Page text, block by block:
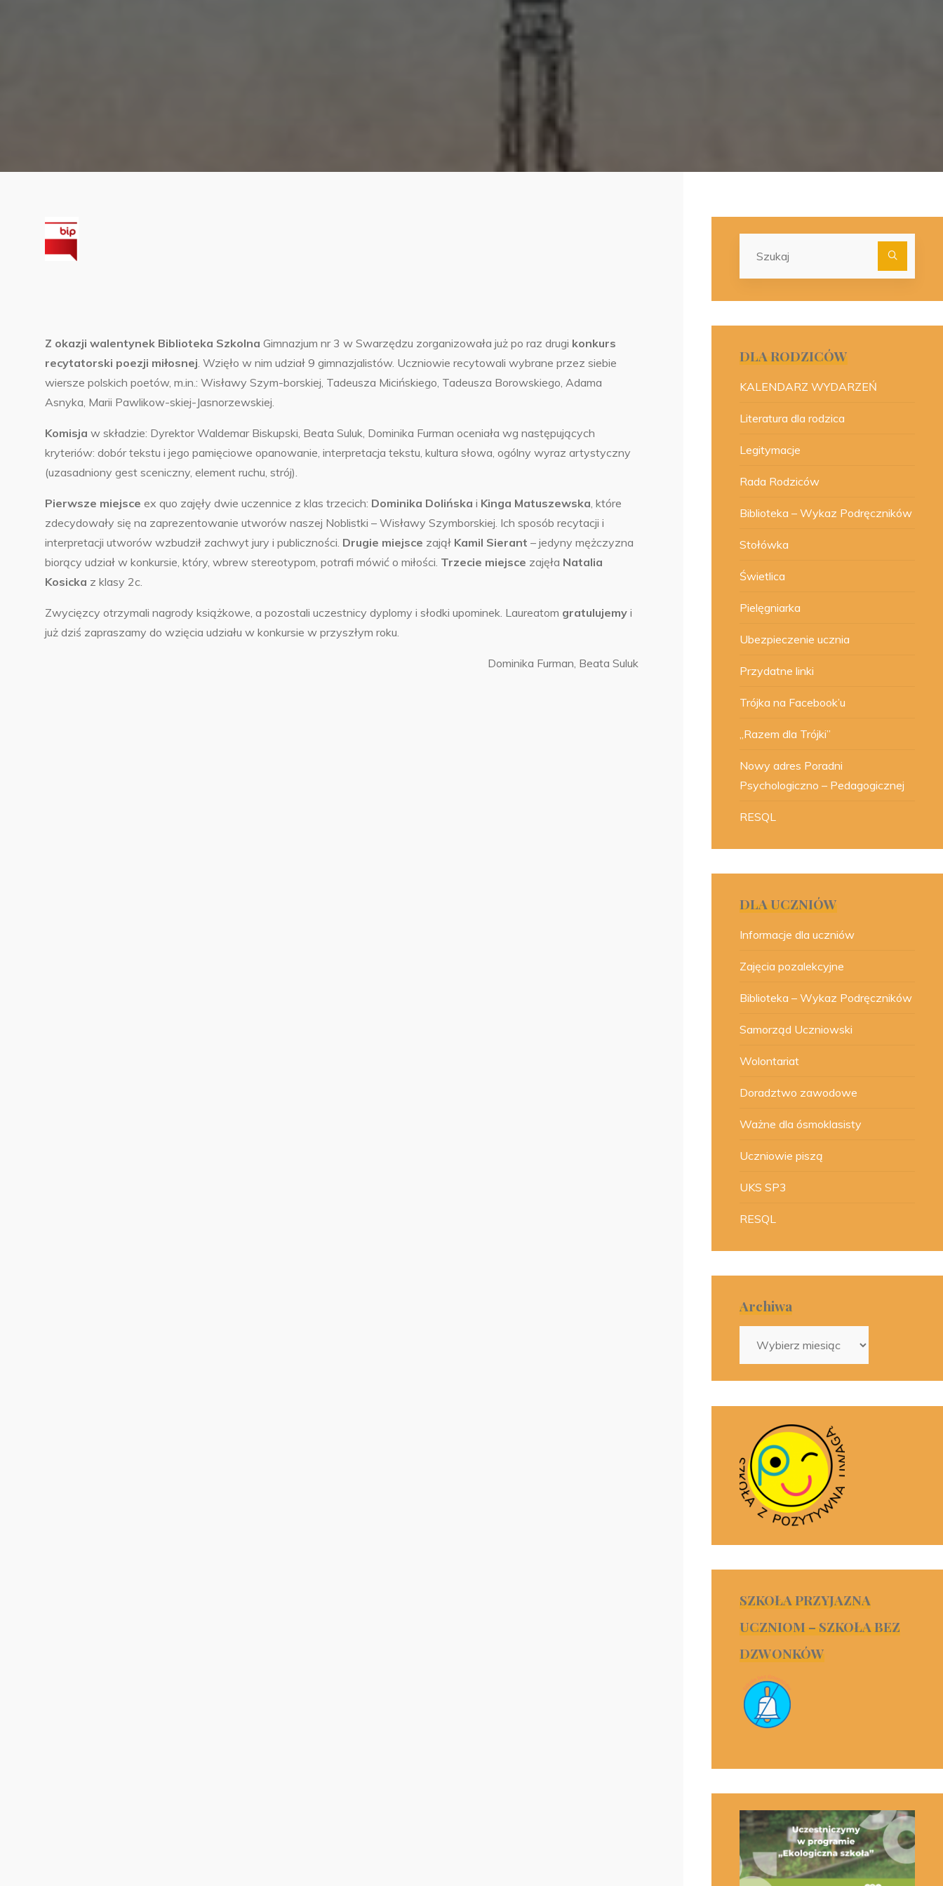
Z okazji walentynek Biblioteka Szkolna Gimnazjum nr 3 w Swarzędzu zorganizowała już po raz drugi konkurs
recytatorski poezji miłosnej . Wzięło w nim udział 9 gimnazjalistów. Uczniowie recytowali wybrane przez siebie
wiersze polskich poetów, m.in.: Wisławy Szym-borskiej, Tadeusza Micińskiego, Tadeusza Borowskiego, Adama
Asnyka, Marii Pawlikow-skiej-Jasnorzewskiej.
Komisja w składzie: Dyrektor Waldemar Biskupski, Beata Suluk, Dominika Furman oceniała wg następujących
kryteriów: dobór tekstu i jego pamięciowe opanowanie, interpretacja tekstu, kultura słowa, ogólny wyraz artystyczny
(uzasadniony gest sceniczny, element ruchu, strój).
Pierwsze miejsce ex quo zajęły dwie uczennice z klas trzecich: Dominika Dolińska i Kinga Matuszewska , które
zdecydowały się na zaprezentowanie utworów naszej Noblistki – Wisławy Szymborskiej. Ich sposób recytacji i
interpretacji utworów wzbudził zachwyt jury i publiczności. Drugie miejsce zajął Kamil Sierant – jedyny mężczyzna
biorący udział w konkursie, który, wbrew stereotypom, potrafi mówić o miłości. Trzecie miejsce zajęła Natalia
Kosicka z klasy 2c.
Zwycięzcy otrzymali nagrody książkowe, a pozostali uczestnicy dyplomy i słodki upominek. Laureatom gratulujemy i
już dziś zapraszamy do wzięcia udziału w konkursie w przyszłym roku.
Dominika Furman, Beata Suluk
DLA RODZICÓW
KALENDARZ WYDARZEŃ
Literatura dla rodzica
Legitymacje
Rada Rodziców
Biblioteka – Wykaz Podręczników
Stołówka
Świetlica
Pielęgniarka
Ubezpieczenie ucznia
Przydatne linki
Trójka na Facebook’u
„Razem dla Trójki”
Nowy adres Poradni
Psychologiczno – Pedagogicznej
RESQL
DLA UCZNIÓW
Informacje dla uczniów
Zajęcia pozalekcyjne
Biblioteka – Wykaz Podręczników
Samorząd Uczniowski
Wolontariat
Doradztwo zawodowe
Ważne dla ósmoklasisty
Uczniowie piszą
UKS SP3
RESQL
Archiwa
SZKOŁA PRZYJAZNA
UCZNIOM – SZKOŁA BEZ
DZWONKÓW